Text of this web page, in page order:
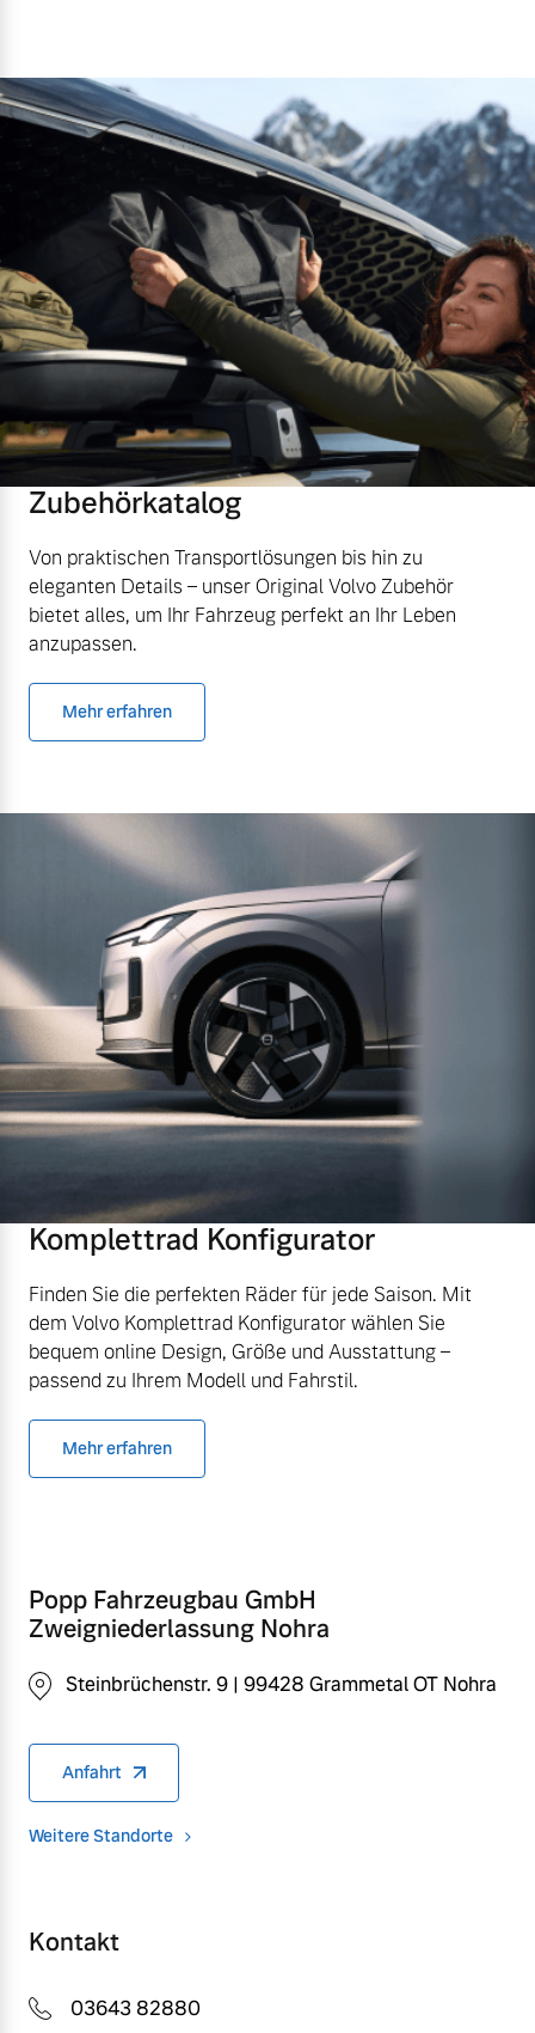
Zubehörkatalog
Von praktischen Transportlösungen bis hin zu
eleganten Details – unser Original Volvo Zubehör
bietet alles, um Ihr Fahrzeug perfekt an Ihr Leben
anzupassen.
Mehr erfahren
Komplettrad Konfigurator
Finden Sie die perfekten Räder für jede Saison. Mit
dem Volvo Komplettrad Konfigurator wählen Sie
bequem online Design, Größe und Ausstattung –
passend zu Ihrem Modell und Fahrstil.
Mehr erfahren
Popp Fahrzeugbau GmbH
Zweigniederlassung Nohra
Steinbrüchenstr. 9 | 99428 Grammetal OT Nohra
Anfahrt
Weitere Standorte
Kontakt
03643 82880